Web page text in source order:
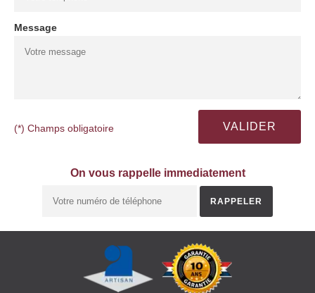
Message
(*) Champs obligatoire
On vous rappelle immediatement